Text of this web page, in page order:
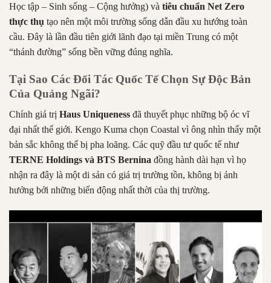
Học tập – Sinh sống – Cộng hưởng) và tiêu chuẩn Net Zero
thực thụ tạo nên một môi trường sống dẫn đầu xu hướng toàn
cầu. Đây là lần đầu tiên giới lãnh đạo tại miền Trung có một
“thánh đường” sống bền vững đúng nghĩa.
Tại Sao Các Đối Tác Quốc Tế Chọn Sự Độc Bản
Của Quảng Ngãi?
Chính giá trị Haus Uniqueness đã thuyết phục những bộ óc vĩ
đại nhất thế giới. Kengo Kuma chọn Coastal vì ông nhìn thấy một
bản sắc không thể bị pha loãng. Các quỹ đầu tư quốc tế như
TERNE Holdings và BTS Bernina đồng hành dài hạn vì họ
nhận ra đây là một di sản có giá trị trường tồn, không bị ảnh
hưởng bởi những biến động nhất thời của thị trường.